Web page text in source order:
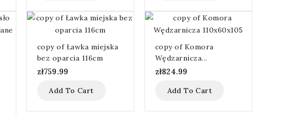
copy of Ławka miejska
bez oparcia 116cm
zł759.99
Add To Cart
copy of Komora
Wędzarnicza
110x60x105
zł824.99
Add To Cart